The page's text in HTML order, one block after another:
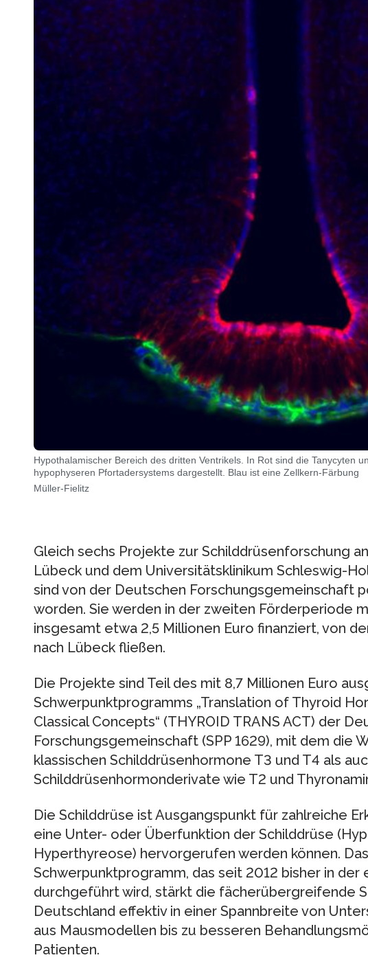
Hypothalamischer Bereich des dritten Ventrikels. In Rot sind die Tanycyten
hypophyseren Pfortadersystems dargestellt. Blau ist eine Zellkern-Färbung
Müller-Fielitz
Gleich sechs Projekte zur Schilddrüsenforschung
Lübeck und dem Universitätsklinikum Schleswig-
sind von der Deutschen Forschungsgemeinschaft
worden. Sie werden in der zweiten Förderperiode
insgesamt etwa 2,5 Millionen Euro finanziert, von
nach Lübeck fließen.
Die Projekte sind Teil des mit 8,7 Millionen Euro
Schwerpunktprogramms „Translation of Thyroid
Classical Concepts“ (THYROID TRANS ACT) der
Forschungsgemeinschaft (SPP 1629), mit dem die
klassischen Schilddrüsenhormone T3 und T4 als
Schilddrüsenhormonderivate wie T2 und
Die Schilddrüse ist Ausgangspunkt für zahlreiche
eine Unter- oder Überfunktion der Schilddrüse
Hyperthyreose) hervorgerufen werden können.
Schwerpunktprogramm, das seit 2012 bisher in
durchgeführt wird, stärkt die fächerübergreifende
Deutschland effektiv in einer Spannbreite von
aus Mausmodellen bis zu besseren
Patienten.